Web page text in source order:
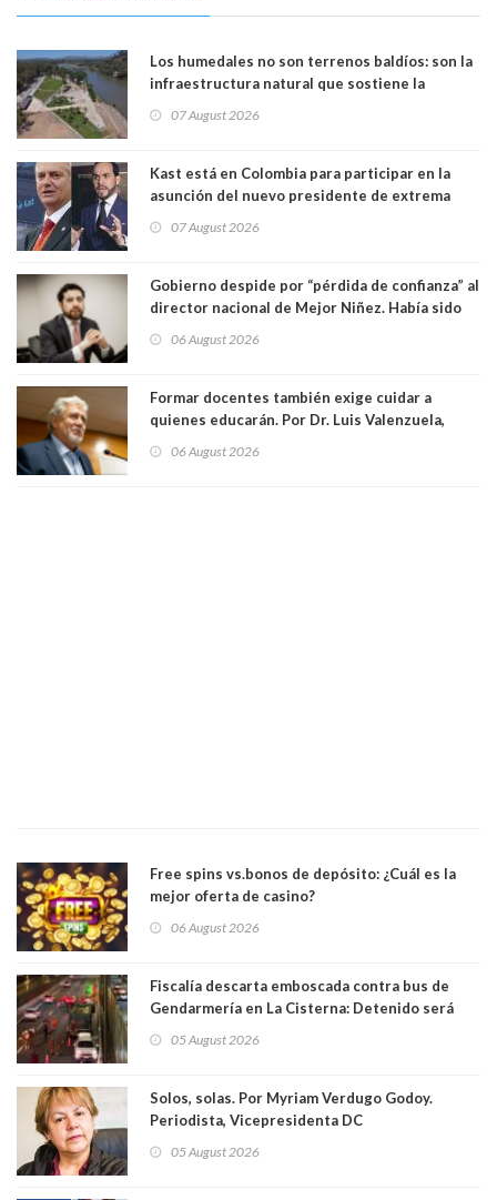
Los humedales no son terrenos baldíos: son la
infraestructura natural que sostiene la
07 August 2026
Kast está en Colombia para participar en la
asunción del nuevo presidente de extrema
07 August 2026
Gobierno despide por “pérdida de confianza” al
director nacional de Mejor Niñez. Había sido
06 August 2026
Formar docentes también exige cuidar a
quienes educarán. Por Dr. Luis Valenzuela,
Académicos U. Católica Silva Henríquez
06 August 2026
Free spins vs.bonos de depósito: ¿Cuál es la
mejor oferta de casino?
06 August 2026
Fiscalía descarta emboscada contra bus de
Gendarmería en La Cisterna: Detenido será
05 August 2026
Solos, solas. Por Myriam Verdugo Godoy.
Periodista, Vicepresidenta DC
05 August 2026